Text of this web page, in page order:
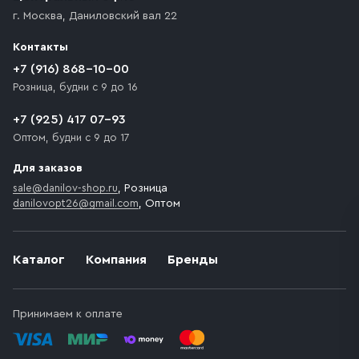
которое максимально близко к месту запланированной
движения. Если на территории места назначения
доставки предусмотрен платный въезд, то Покупателю
необходимо компенсировать стоимость въезда
Каталог Компания Бренды
Принимаем к оплате
г. Москва, Даниловский вал 22
Контакты
+7 (916) 868-10-00
Розница, будни с 9 до 16
+7 (925) 417 07-93
Оптом, будни с 9 до 17
Для заказов
sale@danilov-shop.ru, Розница
danilovopt26@gmail.com, Оптом